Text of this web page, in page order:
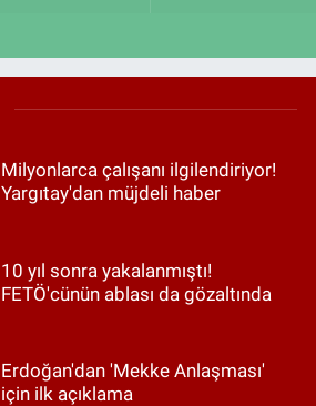
Milyonlarca çalışanı ilgilendiriyor!
Yargıtay'dan müjdeli haber
10 yıl sonra yakalanmıştı!
FETÖ'cünün ablası da gözaltında
Erdoğan'dan 'Mekke Anlaşması'
için ilk açıklama